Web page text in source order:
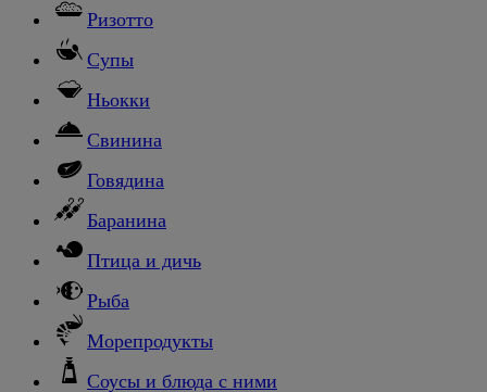
Ризотто
Супы
Ньокки
Свинина
Говядина
Баранина
Птица и дичь
Рыба
Морепродукты
Соусы и блюда с ними